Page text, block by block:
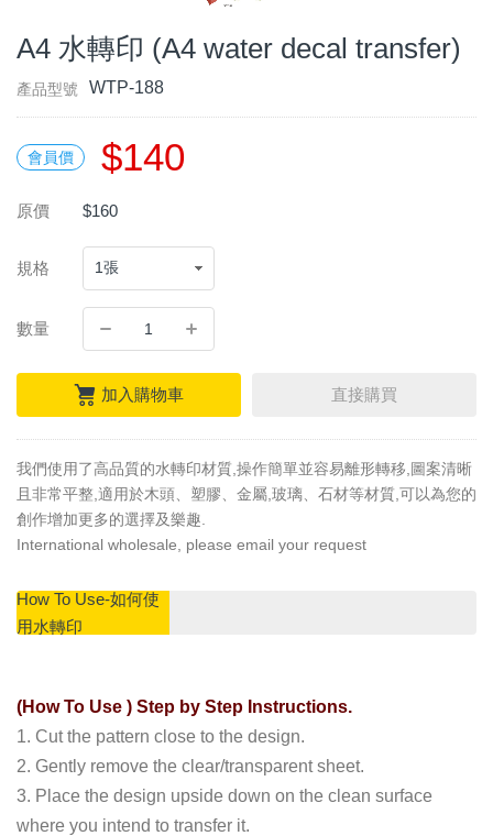
A4 水轉印 (A4 water decal transfer)
產品型號 WTP-188
會員價 $140
原價 $160
規格
數量
加入購物車 直接購買
我們使用了高品質的水轉印材質,操作簡單並容易離形轉移,圖案清晰
且非常平整,適用於木頭、塑膠、金屬,玻璃、石材等材質,可以為您的
創作增加更多的選擇及樂趣.
International wholesale, please email your request
How To Use-如何使
用水轉印
(How To Use ) Step by Step Instructions.
1. Cut the pattern close to the design.
2. Gently remove the clear/transparent sheet.
3. Place the design upside down on the clean surface
where you intend to transfer it.